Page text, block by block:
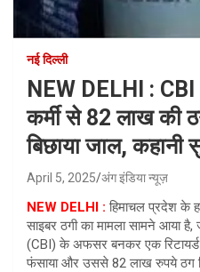
नई दिल्ली
NEW DELHI : CBI
कर्मी से 82 लाख की
बिछाया जाल, कहानी
April 5, 2025 अंग इंडिया न्यूज़
NEW DELHI : हिमाचल प्रदेश के
साइबर ठगी का मामला सामने आया
(CBI) के अफसर बनकर एक रिटायर्ड
फंसाया और उससे 82 लाख रुपये ठग